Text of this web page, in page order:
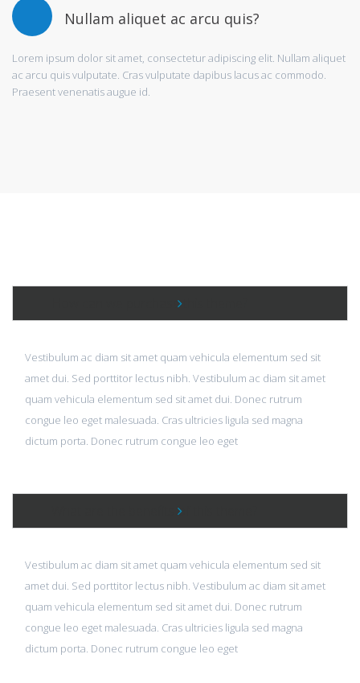
Nullam aliquet ac arcu quis?
Lorem ipsum dolor sit amet, consectetur adipiscing elit. Nullam aliquet
ac arcu quis vulputate. Cras vulputate dapibus lacus ac commodo.
Praesent venenatis augue id.
How can we purchase this theme?
Vestibulum ac diam sit amet quam vehicula elementum sed sit
amet dui. Sed porttitor lectus nibh. Vestibulum ac diam sit amet
quam vehicula elementum sed sit amet dui. Donec rutrum
congue leo eget malesuada. Cras ultricies ligula sed magna
dictum porta. Donec rutrum congue leo eget
What are the benefits of this theme?
Vestibulum ac diam sit amet quam vehicula elementum sed sit
amet dui. Sed porttitor lectus nibh. Vestibulum ac diam sit amet
quam vehicula elementum sed sit amet dui. Donec rutrum
congue leo eget malesuada. Cras ultricies ligula sed magna
dictum porta. Donec rutrum congue leo eget